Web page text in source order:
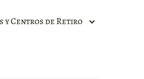
y Centros de Retiro